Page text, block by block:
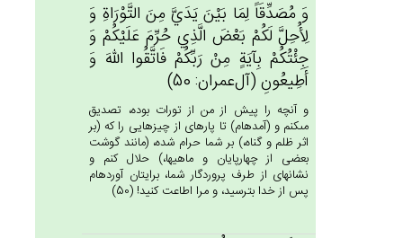
وَ مُصَدِّقَاً لِمَا بَيْن‌َ يَدَي‌َّ مِن‌َ التَّوْرَاة‌ِ وَ
لِأُحِل‌َّ لَكُمْ‌ بَعْض‌َ الَّذِي‌ حُرِّم‌َ عَلَيْكُم‌ْ وَ
جِئْتُكُم‌ْ بِآيَة‌ٍ مِنْ‌ رَبِّكُم‌ْ فَاتَّقُوا الله‌َ وَ
أَطِيعُون‌ِ (آل‌عمران: 50)
و آنچه را پيش از من از تورات بوده، تصديق
مى‏كنم و (آمده‏ام) تا پاره‏اى از چيزهايى را كه (بر
اثر ظلم و گناه،) بر شما حرام شده، (مانند گوشت
بعضى از چهارپايان و ماهيها،) حلال كنم و
نشانه‏اى از طرف پروردگار شما، برايتان آورده‏ام
پس از خدا بترسيد، و مرا اطاعت كنيد! (50)